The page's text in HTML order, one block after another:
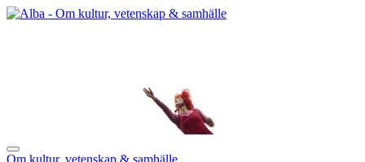
Om kultur, vetenskap & samhälle